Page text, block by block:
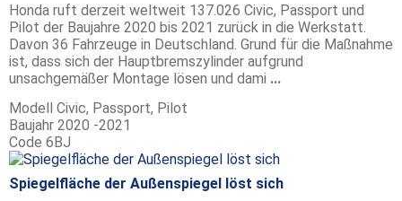
Honda ruft derzeit weltweit 137.026 Civic, Passport und
Pilot der Baujahre 2020 bis 2021 zurück in die Werkstatt.
Davon 36 Fahrzeuge in Deutschland. Grund für die Maßnahme
ist, dass sich der Hauptbremszylinder aufgrund
unsachgemäßer Montage lösen und dami ...
Modell Civic, Passport, Pilot
Baujahr 2020 -2021
Code 6BJ
Spiegelfläche der Außenspiegel löst sich